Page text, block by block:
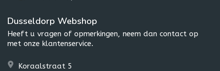
Dusseldorp Webshop
Heeft u vragen of opmerkingen, neem dan contact op
met onze klantenservice.
Koraalstraat 5